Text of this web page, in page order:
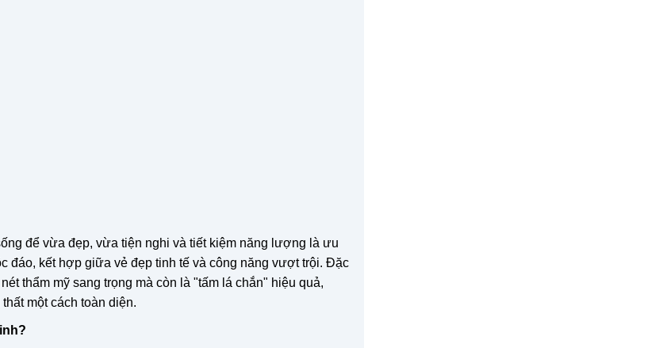
để vừa đẹp, vừa tiện nghi và tiết kiệm năng lượng là ưu
đáo, kết hợp giữa vẻ đẹp tinh tế và công năng vượt trội. Đặc
thẩm mỹ sang trọng mà còn là "tấm lá chắn" hiệu quả,
một cách toàn diện.